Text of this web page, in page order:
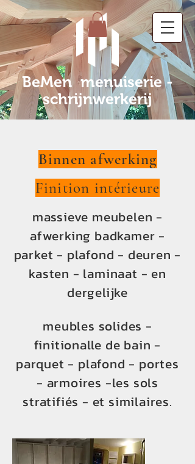
BeMen menuiserie -
schrijnwerkerij
Binnen afwerking
Finition intérieure
massieve meubelen -
afwerking badkamer -
parket - plafond - deuren -
kasten - laminaat - en
dergelijke
meubles solides -
finitionalle de bain -
parquet - plafond - portes
- armoires -les sols
stratifiés - et similaires.